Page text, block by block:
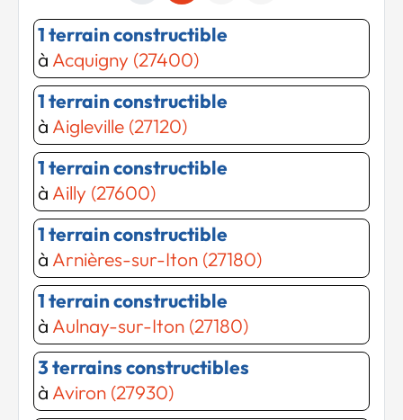
1 terrain constructible
à Acquigny (27400)
1 terrain constructible
à Aigleville (27120)
1 terrain constructible
à Ailly (27600)
1 terrain constructible
à Arnières-sur-Iton (27180)
1 terrain constructible
à Aulnay-sur-Iton (27180)
3 terrains constructibles
à Aviron (27930)